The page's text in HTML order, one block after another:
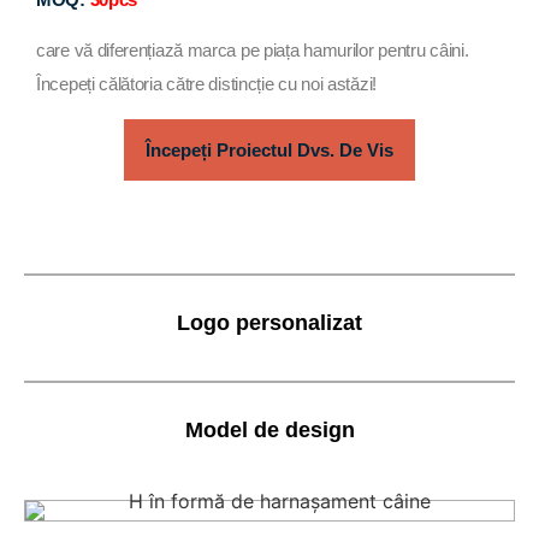
care vă diferențiază marca pe piața hamurilor pentru câini.
Începeți călătoria către distincție cu noi astăzi!
Începeți Proiectul Dvs. De Vis
Logo personalizat
Model de design